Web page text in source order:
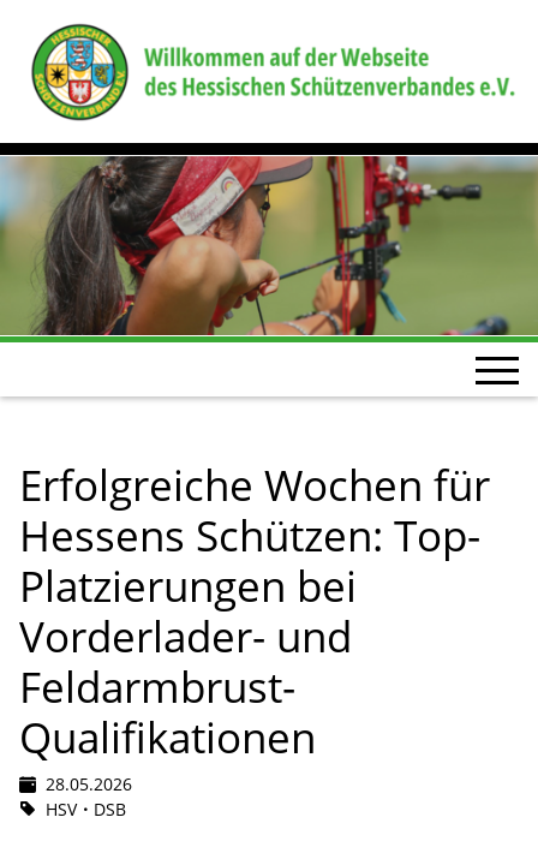
Erfolgreiche Wochen für
Hessens Schützen: Top-
Platzierungen bei
Vorderlader- und
Feldarmbrust-
Qualifikationen
28.05.2026
HSV
DSB